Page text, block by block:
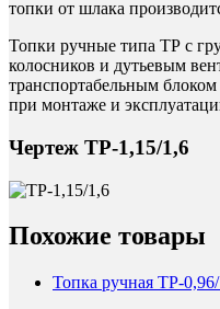
топки от шлака
Топки ручные типа ТР с
колосников и дутьевым
транспортабельным
при монтаже и
Чертеж ТР-1,15/1,6
Похожие товары
Топка ручная ТР-